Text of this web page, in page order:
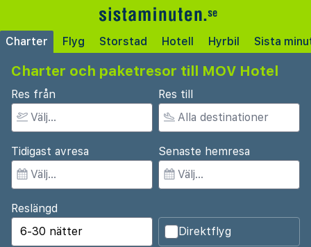
Charter Flyg Storstad Hotell Hyrbil Sista
Charter och paketresor till MOV Hotel
Res från Res till
Tidigast avresa Senaste hemresa
Reslängd
Direktflyg